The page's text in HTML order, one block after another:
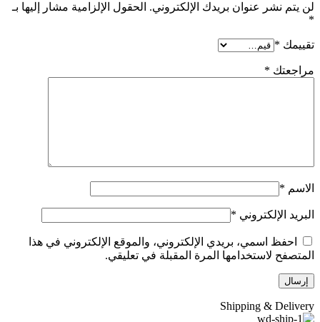
لن يتم نشر عنوان بريدك الإلكتروني. الحقول الإلزامية مشار إليها بـ
*
تقييمك *
مراجعتك *
الاسم *
البريد الإلكتروني *
احفظ اسمي، بريدي الإلكتروني، والموقع الإلكتروني في هذا
المتصفح لاستخدامها المرة المقبلة في تعليقي.
Shipping & Delivery